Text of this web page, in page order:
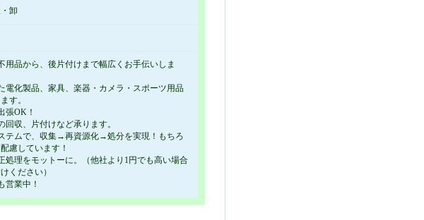
卸
用品から、後片付けまで幅広くお手伝いしま
電化製品、家具、楽器・カメラ・スポーツ用品
す。
張OK！
回収、片付けなど承ります。
テムで、収集→再資源化→処分を実現！もちろ
慮しています！
処理をモットーに。（他社より1円でも高い場合
ください）
営業中！